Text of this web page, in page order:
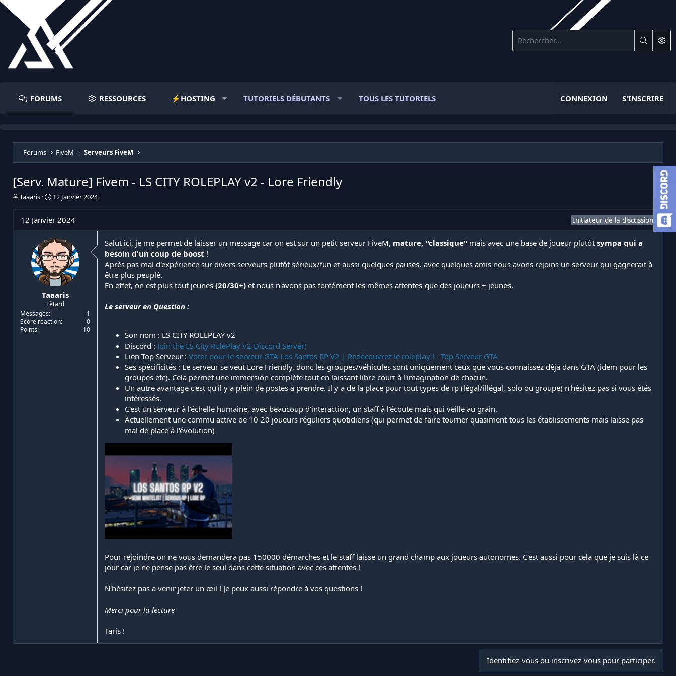
FORUMS RESSOURCES ⚡️HOSTING TUTORIELS DÉBUTANTS TOUS LES TUTORIELS CONNEXION S'INSCRIRE
Forums FiveM Serveurs FiveM
[Serv. Mature] Fivem - LS CITY ROLEPLAY v2 - Lore Friendly
I
a
d
Taaaris
D
e
e
d
é
b
u
t
12 Janvier 2024
12 Janvier 2024 Initiateur de la discussion
Taaaris
Têtard
Messages
1
Score réaction
0
Points
10
Salut ici, je me permet de laisser un message car on est sur un petit serveur FiveM, mature, "classique" mais avec une base de joueur plutôt sympa qui a
besoin d'un coup de boost !
Après pas mal d'expérience sur divers serveurs plutôt sérieux/fun et aussi quelques pauses, avec quelques amis nous avons rejoins un serveur qui gagnerait à
être plus peuplé.
En effet, on est plus tout jeunes (20/30+) et nous n'avons pas forcément les mêmes attentes que des joueurs + jeunes.
Le serveur en Question :
Son nom : LS CITY ROLEPLAY v2
Discord : Join the LS City RolePlay V2 Discord Server!
Lien Top Serveur : Voter pour le serveur GTA Los Santos RP V2 | Redécouvrez le roleplay ! - Top Serveur GTA
Ses spécificités : Le serveur se veut Lore Friendly, donc les groupes/véhicules sont uniquement ceux que vous connaissez déjà dans GTA (idem pour les
groupes etc). Cela permet une immersion complète tout en laissant libre court à l'imagination de chacun.
Un autre avantage c'est qu'il y a plein de postes à prendre. Il y a de la place pour tout types de rp (légal/illégal, solo ou groupe) n'hésitez pas si vous étés
intéressés.
C'est un serveur à l'échelle humaine, avec beaucoup d'interaction, un staff à l'écoute mais qui veille au grain.
Actuellement une commu active de 10-20 joueurs réguliers quotidiens (qui permet de faire tourner quasiment tous les établissements mais laisse pas
mal de place à l'évolution)
Pour rejoindre on ne vous demandera pas 150000 démarches et le staff laisse un grand champ aux joueurs autonomes. C'est aussi pour cela que je suis là ce
jour car je ne pense pas être le seul dans cette situation avec ces attentes !
N'hésitez pas a venir jeter un œil ! Je peux aussi répondre à vos questions !
Merci pour la lecture
Taris !
Identifiez-vous ou inscrivez-vous pour participer.